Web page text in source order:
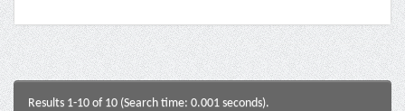
Results 1-10 of 10 (Search time: 0.001 seconds).